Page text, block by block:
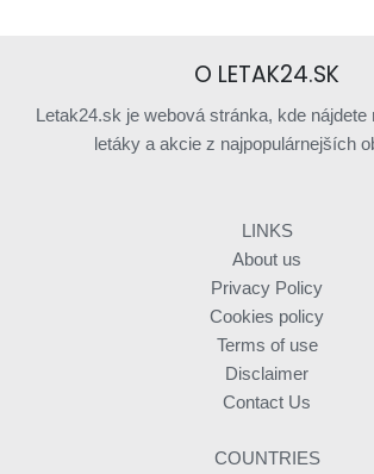
O LETAK24.SK
Letak24.sk je webová stránka, kde nájdete
letáky a akcie z najpopulárnejších
LINKS
About us
Privacy Policy
Cookies policy
Terms of use
Disclaimer
Contact Us
COUNTRIES